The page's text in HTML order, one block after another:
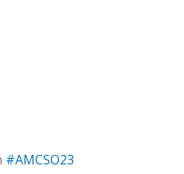
#AMCSO23